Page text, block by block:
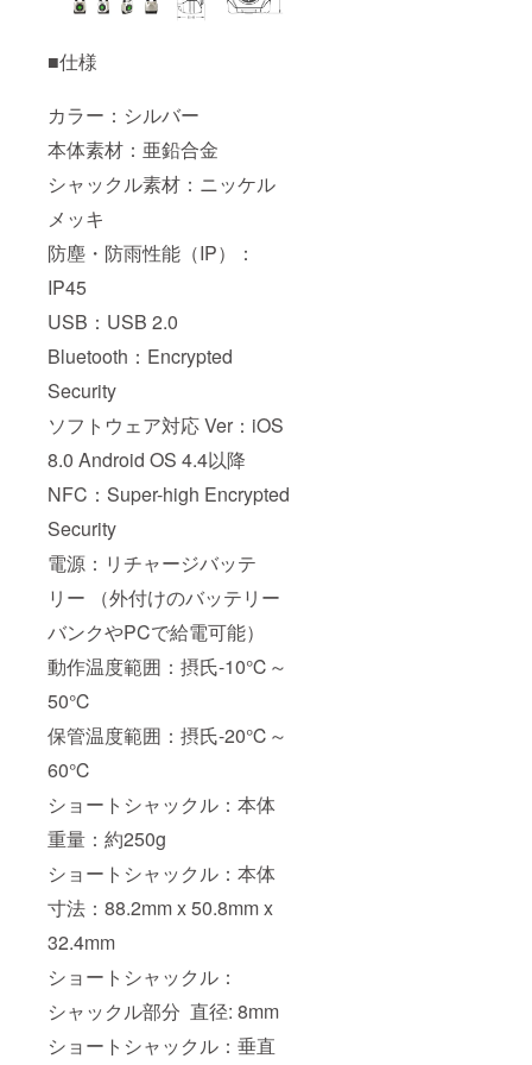
■仕様
カラー：シルバー
本体素材：亜鉛合金
シャックル素材：ニッケル
メッキ
防塵・防雨性能（IP）：
IP45
USB：USB 2.0
Bluetooth：Encrypted
Security
ソフトウェア対応 Ver：iOS
8.0 Android OS 4.4以降
NFC：Super-high Encrypted
Security
電源：リチャージバッテ
リー （外付けのバッテリー
バンクやPCで給電可能）
動作温度範囲：摂氏-10℃～
50℃
保管温度範囲：摂氏-20℃～
60℃
ショートシャックル：本体
重量：約250g
ショートシャックル：本体
寸法：88.2mm x 50.8mm x
32.4mm
ショートシャックル：
シャックル部分 直径: 8mm
ショートシャックル：垂直